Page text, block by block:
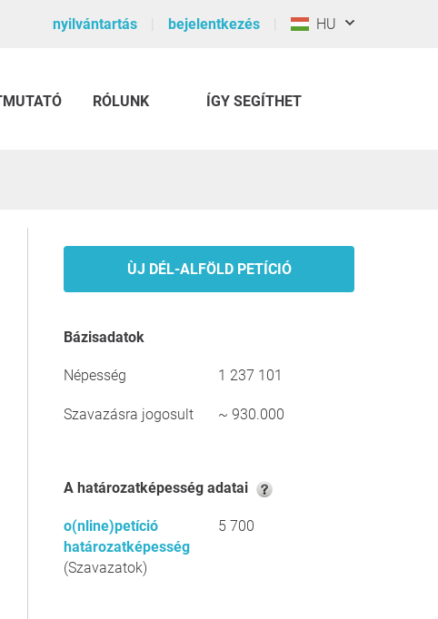
nyilvántartás bejelentkezés HU
RÓLUNK ÍGY SEGÍTHET
ÙJ DÉL-ALFÖLD PETÍCIÓ
Bázisadatok
Népesség 1 237 101
Szavazásra jogosult ~ 930.000
A határozatképesség adatai
o(nline)petíció
határozatképesség
(Szavazatok)
5 700